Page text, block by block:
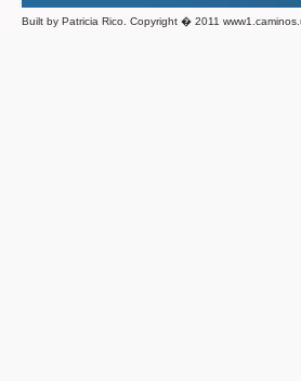
Built by Patricia Rico. Copyright � 2011